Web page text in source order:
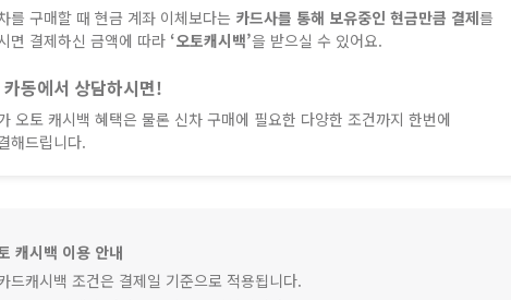
를 구매할 때 현금 계좌 이체보다는 카드사를 통해 보유중인 현금만큼 결제를
면 결제하신 금액에 따라 ‘오토캐시백’을 받으실 수 있어요.
카동에서 상담하시면!
오토 캐시백 혜택은 물론 신차 구매에 필요한 다양한 조건까지 한번에
해드립니다.
캐시백 이용 안내
드캐시백 조건은 결제일 기준으로 적용됩니다.